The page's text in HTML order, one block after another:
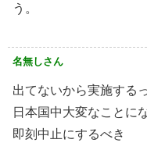
う。
名無しさん
出てないから実施する
日本国中大変なことに
即刻中止にするべき